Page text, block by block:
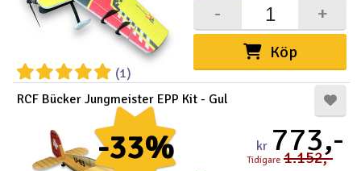
(1)
Köp
+
-
-33%
RCF Bücker Jungmeister EPP Kit - Gul
kr 773,-
Tidigare 1.152,-